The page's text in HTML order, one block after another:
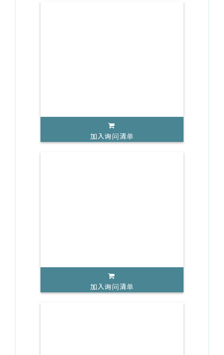
加入询问清单
加入询问清单